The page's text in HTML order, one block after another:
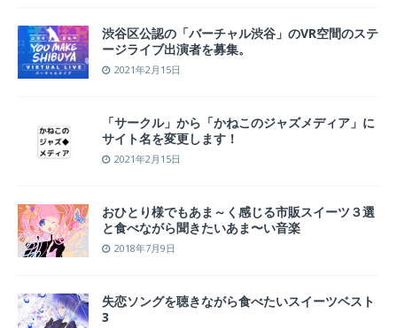
渋谷区公認の「バーチャル渋谷」のVR空間のステ
ージライブ出演者を募集。
2021年2月15日
「サークル」から「かねこのジャズメディア」に
サイト名を変更します！
2021年2月15日
おひとり様でもあま～く感じる市販スイーツ３選
と食べながら聞きたいあま〜い音楽
2018年7月9日
失恋ソングを聴きながら食べたいスイーツベスト
3